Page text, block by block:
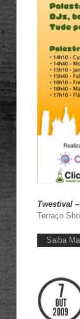
Twestival
Terraço
Saiba